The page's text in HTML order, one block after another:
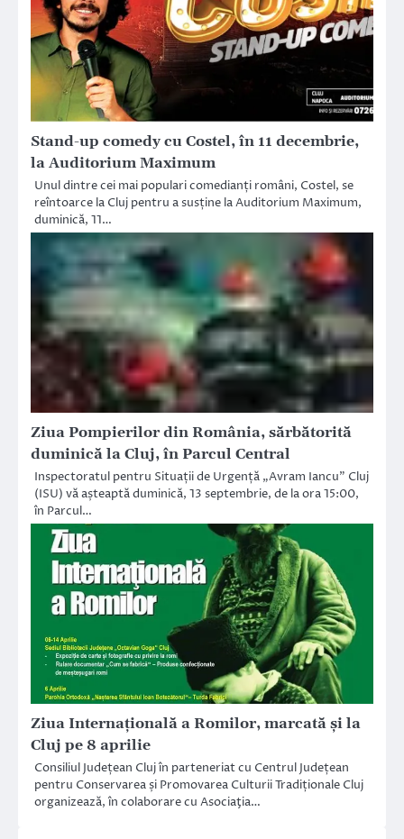
Stand-up comedy cu Costel, în 11 decembrie,
la Auditorium Maximum
Unul dintre cei mai populari comedianți români, Costel, se
reîntoarce la Cluj pentru a susține la Auditorium Maximum,
duminică, 11…
Ziua Pompierilor din România, sărbătorită
duminică la Cluj, în Parcul Central
Inspectoratul pentru Situații de Urgență „Avram Iancu” Cluj
(ISU) vă așteaptă duminică, 13 septembrie, de la ora 15:00,
în Parcul…
Ziua Internațională a Romilor, marcată și la
Cluj pe 8 aprilie
Consiliul Județean Cluj în parteneriat cu Centrul Județean
pentru Conservarea și Promovarea Culturii Tradiționale Cluj
organizează, în colaborare cu Asociaţia…